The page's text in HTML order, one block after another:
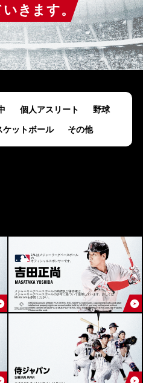
いきます。
個人アスリート 野球
ケットボール その他
JALはメジャーリーグベースボール
の
オフィシャルスポンサーです。
メジャーリーグベースボールの商標及び著作権は、
メジャーリーグベースボールの許可に基づいて使用しています。詳しくは
MLB.comを参照ください。
Official Licensee of MLB PLAYERS, INC. MLBPA trademarks, copyrighted works and other
intellectual property rights are owned and/or held by MLBPA and may not be used without
written consent of MLBPA or MLB PLAYERS, INC. Visit MLBPLAYERS.com, the Players
Choice on the web.